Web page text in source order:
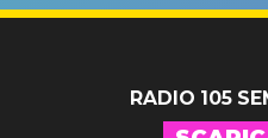
RADIO 105